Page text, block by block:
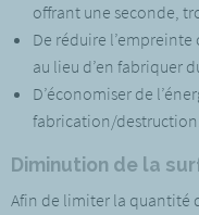
offrant une seconde,
De réduire
au lieu d’en fabriquer
D’économiser de
fabrication/
Diminution de la
Afin de limiter la quantité